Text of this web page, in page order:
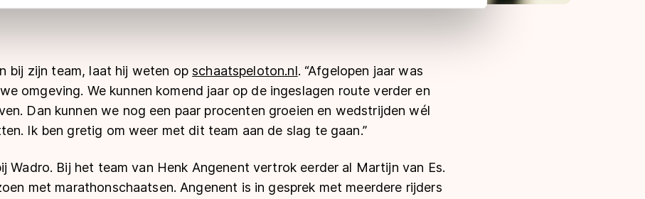
geldt volgens de GDPR. Door op ‘Toestaan’ te klikken, stemt u in met deze overdracht.
bij zijn team, laat hij weten opschaatspeloton.nl. “Afgelopen jaar was
omgeving. We kunnen komend jaar op de ingeslagen route verder en
Dan kunnen we nog een paar procenten groeien en wedstrijden wél
Ik ben gretig om weer met dit team aan de slag te gaan.”
Wadro. Bij het team van Henk Angenent vertrok eerder al Martijn van Es.
met marathonschaatsen. Angenent is in gesprek met meerdere rijders